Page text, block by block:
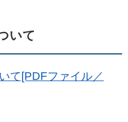
いて
て[PDFファイル／